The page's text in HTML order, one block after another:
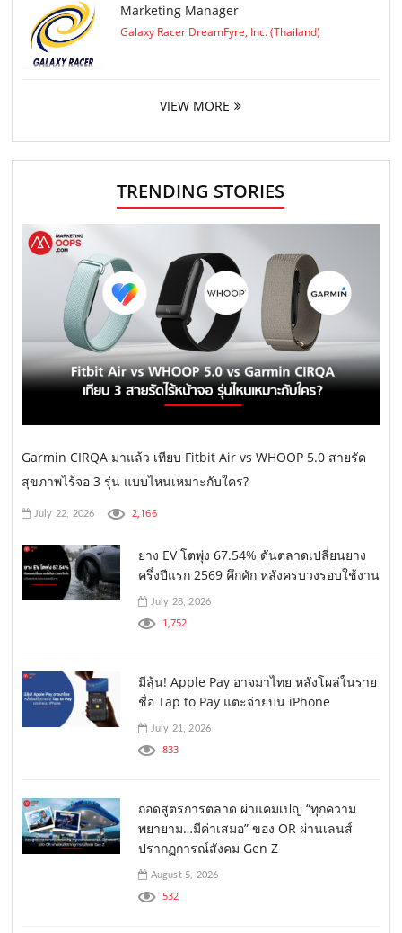
Marketing Manager
Galaxy Racer DreamFyre, Inc. (Thailand)
VIEW MORE
TRENDING STORIES
Garmin CIRQA มาแล้ว เทียบ Fitbit Air vs WHOOP 5.0 สายรัด
สุขภาพไร้จอ 3 รุ่น แบบไหนเหมาะกับใคร?
July 22, 2026 2,166
ยาง EV โตพุ่ง 67.54% ดันตลาดเปลี่ยนยาง
ครึ่งปีแรก 2569 คึกคัก หลังครบวงรอบใช้งาน
July 28, 2026
1,752
มีลุ้น! Apple Pay อาจมาไทย หลังโผล่ในราย
ชื่อ Tap to Pay แตะจ่ายบน iPhone
July 21, 2026
833
ถอดสูตรการตลาด ผ่าแคมเปญ “ทุกความ
พยายาม…มีค่าเสมอ” ของ OR ผ่านเลนส์
ปรากฏการณ์สังคม Gen Z
August 5, 2026
532